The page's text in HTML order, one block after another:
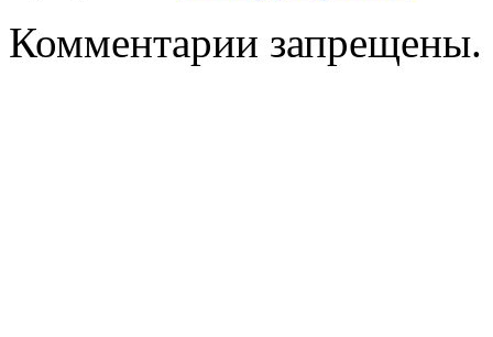
Комментарии запрещены.